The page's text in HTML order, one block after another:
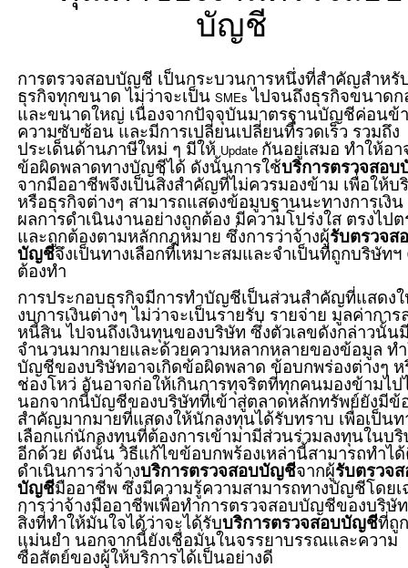
บัญชี
การตรวจสอบบัญชี เป็นกระบวนการหนึ่งที่สำคัญสำหรั
ธุรกิจทุกขนาด ไม่ว่าจะเป็น SMEs ไปจนถึงธุรกิจขนาดก
และขนาดใหญ่ เนื่องจากปัจจุบันมาตรฐานบัญชีค่อนข้
ความซับซ้อน และมีการเปลี่ยนเปลี่ยนที่รวดเร็ว รวมถึง
ประเด็นด้านภาษีใหม่ ๆ มีให้ Update กันอยู่เสมอ ทำให้อา
ข้อผิดพลาดทางบัญชีได้ ดังนั้นการใช้บริการตรวจสอ
จากมืออาชีพจึงเป็นสิ่งสำคัญที่ไม่ควรมองข้าม เพื่อให้บ
หรือธุรกิจต่างๆ สามารถแสดงข้อมูบฐานนะทางการเงิน
ผลการดำเนินงานอย่างถูกต้อง มีความโปร่งใส ตรงไปต
และถูกต้องตามหลักกฎหมาย ซึ่งการว่าจ้างผู้รับตรวจส
บัญชีจึงเป็นทางเลือกที่เหมาะสมและจำเป็นที่ถูกบริษัทฯ
ต้องทำ
การประกอบธุรกิจมีการทำบัญชีเป็นส่วนสำคัญที่แสดงใ
งบการเงินต่างๆ ไม่ว่าจะเป็นรายรับ รายจ่าย มูลค่าการ
หนี้สิน ไปจนถึงเงินทุนของบริษัท ซึ่งตัวเลขดังกล่าวนั้น
จำนวนมากมายและด้วยความหลากหลายของข้อมูล ท
บัญชีของบริษัทอาจเกิดข้อผิดพลาด ข้อบกพร่องต่างๆ ห
ช่องโหว่ อันอาจก่อให้เกินการทุจริตที่ทุกคนมองข้ามไป
นอกจากนี้บัญชีของบริษัทที่เข้าสู่ตลาดหลักทรัพย์ยังมีข้
สำคัญมากมายที่แสดงให้นักลงทุนได้รับทราบ เพื่อเป็นท
เลือกแก่นักลงทุนที่ต้องการเข้ามามีส่วนร่วมลงทุนในบ
อีกด้วย ดังนั้น วิธีแก้ไขข้อบกพร้องเหล่านี้สามารถทำไ
ดำเนินการว่าจ้างบริการตรวจสอบบัญชีจากผู้รับตรวจ
บัญชีมืออาชีพ ซึ่งมีความรู้ความสามารถทางบัญชีโดยเ
การว่าจ้างมืออาชีพเพื่อทำการตรวจสอบบัญชีของบริษั
สิ่งที่ทำให้มั่นใจได้ว่าจะได้รับบริการตรวจสอบบัญชีที่ถู
แม่นยำ นอกจากนี้ยังเชื่อมั่นในจรรยาบรรณและความ
ซื่อสัตย์ของผู้ให้บริการได้เป็นอย่างดี